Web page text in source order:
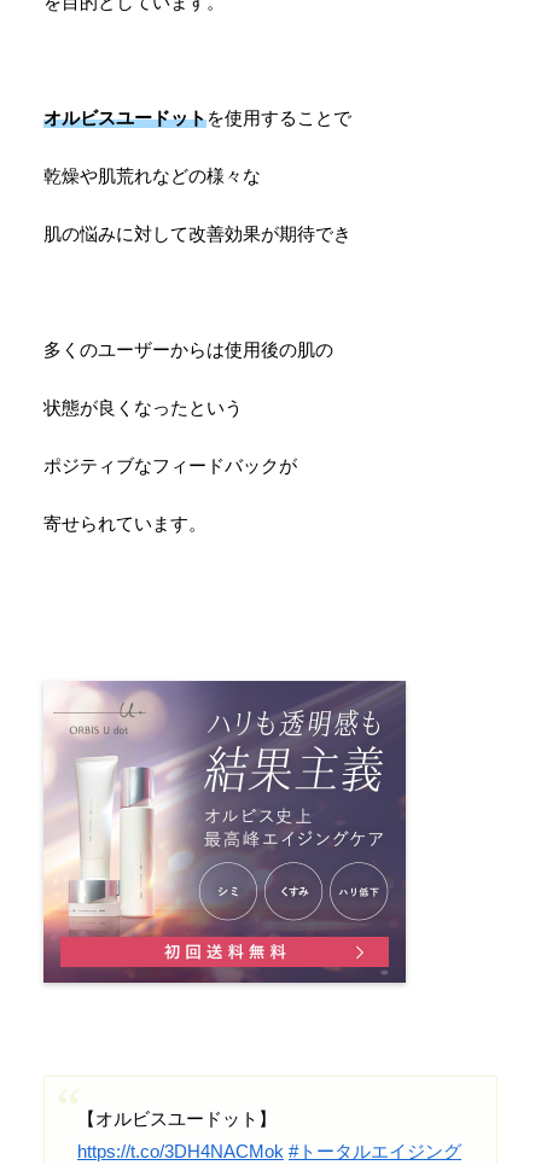
オルビスユードットを使用することで
乾燥や肌荒れなどの様々な
肌の悩みに対して改善効果が期待でき
多くのユーザーからは使用後の肌の
状態が良くなったという
ポジティブなフィードバックが
寄せられています。
【オルビスユードット】
https://t.co/3DH4NACMok #トータルエイジング